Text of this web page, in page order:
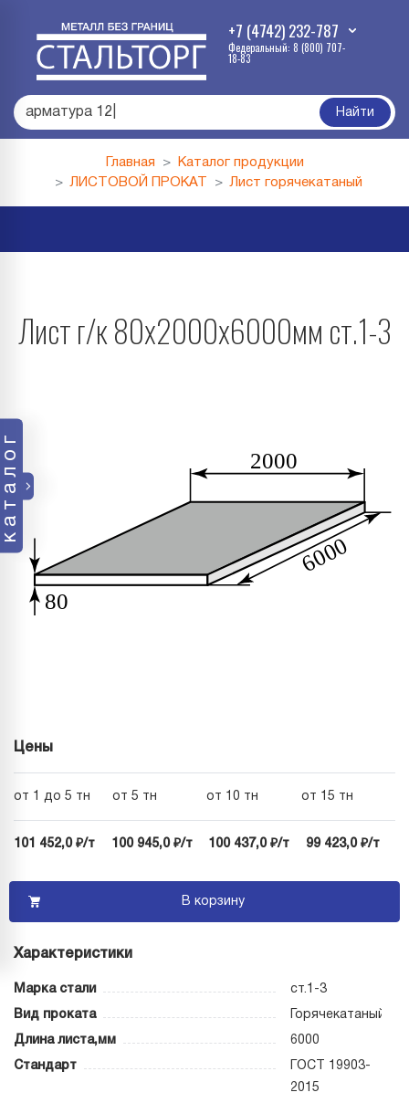
+7 (4742) 232-787
Федеральный: 8 (800) 707-
18-83
армат| Найти
каталог
Главная
Каталог продукции
ЛИСТОВОЙ ПРОКАТ
Лист горячекатаный
Лист г/к 80х2000х6000мм ст.1-3
Цены
от 1 до 5 тн от 5 тн от 10 тн от 15 тн
101 452,0 ₽/т 100 945,0 ₽/т 100 437,0 ₽/т 99 423,0 ₽/т
В корзину
Характеристики
Марка стали ст.1-3
Вид проката Горячекатаный
Длина листа,мм 6000
Стандарт
ГОСТ 19903-
2015